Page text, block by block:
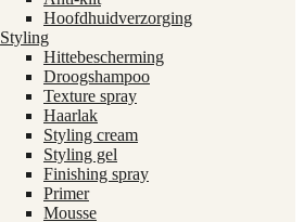
Hoofdhuidverzorging
Styling
Hittebescherming
Droogshampoo
Texture spray
Haarlak
Styling cream
Styling gel
Finishing spray
Primer
Mousse